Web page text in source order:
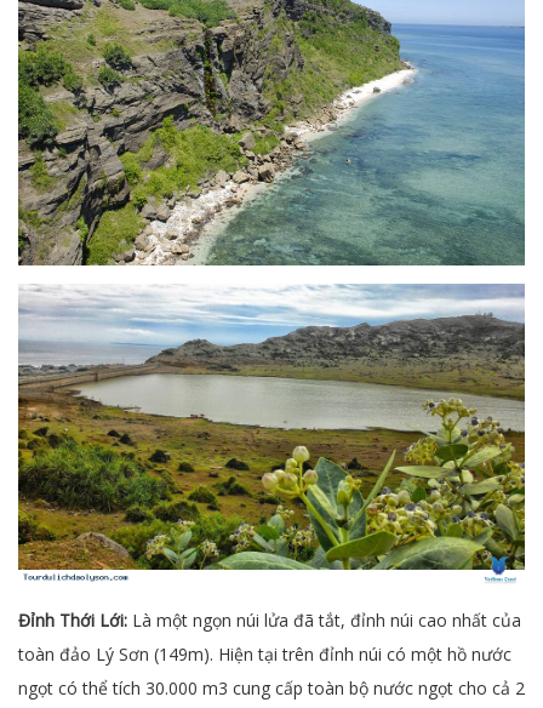
Đỉnh Thới Lới: Là một ngọn núi lửa đã tắt, đỉnh núi cao nhất của
toàn đảo Lý Sơn (149m). Hiện tại trên đỉnh núi có một hồ nước
ngọt có thể tích 30.000 m3 cung cấp toàn bộ nước ngọt cho cả 2